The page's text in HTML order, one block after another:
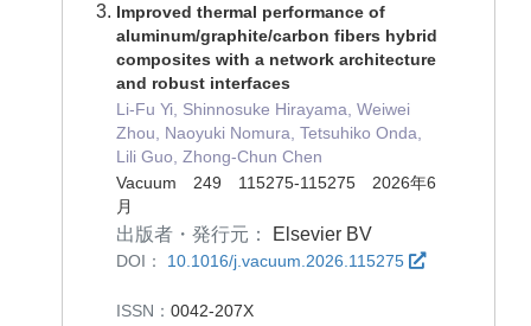
Improved thermal performance of
aluminum/graphite/carbon fibers hybrid
composites with a network architecture
and robust interfaces
Li-Fu Yi, Shinnosuke Hirayama, Weiwei
Zhou, Naoyuki Nomura, Tetsuhiko Onda,
Lili Guo, Zhong-Chun Chen
Vacuum 249 115275-115275 2026年6
月
出版者・発行元： Elsevier BV
DOI： 10.1016/j.vacuum.2026.115275
ISSN： 0042-207X